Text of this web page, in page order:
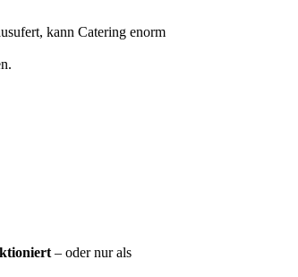
kann Catering enorm
– oder nur als